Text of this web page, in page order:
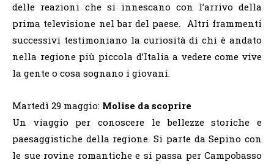
delle reazioni che si innescano con l’arrivo della
prima televisione nel bar del paese. Altri frammenti
successivi testimoniano la curiosità di chi è andato
nella regione più piccola d’Italia a vedere come vive
la gente o cosa sognano i giovani.
Martedì 29 maggio: Molise da scoprire
Un viaggio per conoscere le bellezze storiche e
paesaggistiche della regione. Si parte da Sepino con
le sue rovine romantiche e si passa per Campobasso